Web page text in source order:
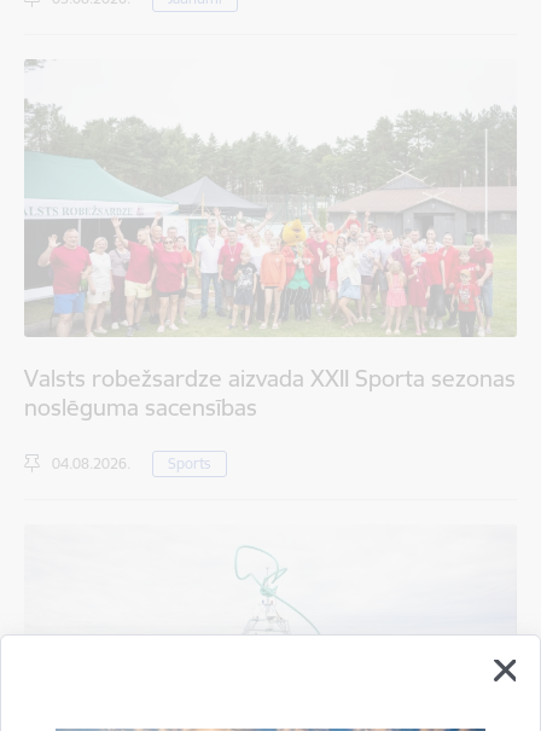
Valsts robežsardze aizvada XXII Sporta sezonas
noslēguma sacensības
04.08.2026. Sports